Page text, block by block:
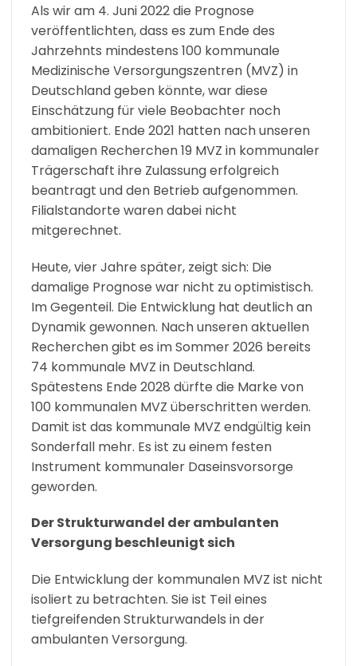
Als wir am 4. Juni 2022 die Prognose
veröffentlichten, dass es zum Ende des
Jahrzehnts mindestens 100 kommunale
Medizinische Versorgungszentren (MVZ) in
Deutschland geben könnte, war diese
Einschätzung für viele Beobachter noch
ambitioniert. Ende 2021 hatten nach unseren
damaligen Recherchen 19 MVZ in kommunaler
Trägerschaft ihre Zulassung erfolgreich
beantragt und den Betrieb aufgenommen.
Filialstandorte waren dabei nicht
mitgerechnet.
Heute, vier Jahre später, zeigt sich: Die
damalige Prognose war nicht zu optimistisch.
Im Gegenteil. Die Entwicklung hat deutlich an
Dynamik gewonnen. Nach unseren aktuellen
Recherchen gibt es im Sommer 2026 bereits
74 kommunale MVZ in Deutschland.
Spätestens Ende 2028 dürfte die Marke von
100 kommunalen MVZ überschritten werden.
Damit ist das kommunale MVZ endgültig kein
Sonderfall mehr. Es ist zu einem festen
Instrument kommunaler Daseinsvorsorge
geworden.
Der Strukturwandel der ambulanten
Versorgung beschleunigt sich
Die Entwicklung der kommunalen MVZ ist nicht
isoliert zu betrachten. Sie ist Teil eines
tiefgreifenden Strukturwandels in der
ambulanten Versorgung.